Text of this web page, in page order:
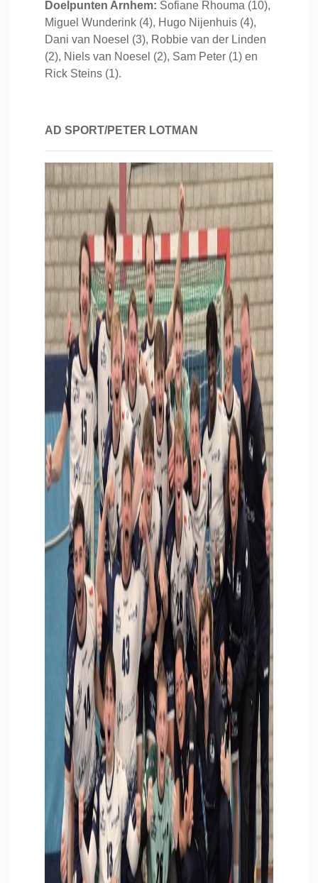
Doelpunten Arnhem: Sofiane Rhouma (10),
Miguel Wunderink (4), Hugo Nijenhuis (4),
Dani van Noesel (3), Robbie van der Linden
(2), Niels van Noesel (2), Sam Peter (1) en
Rick Steins (1).
AD SPORT/PETER LOTMAN